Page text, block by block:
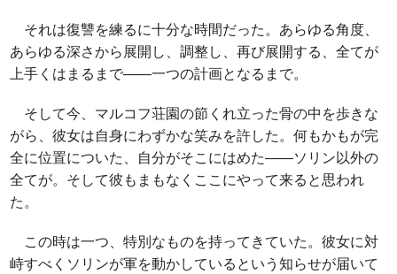
それは復讐を練るに十分な時間だった。あらゆる角度、
あらゆる深さから展開し、調整し、再び展開する、全てが
上手くはまるまで――一つの計画となるまで。
そして今、マルコフ荘園の節くれ立った骨の中を歩きな
がら、彼女は自身にわずかな笑みを許した。何もかもが完
全に位置についた、自分がそこにはめた――ソリン以外の
全てが。そして彼もまもなくここにやって来ると思われ
た。
この時は一つ、特別なものを持ってきていた。彼女に対
峙すべくソリンが軍を動かしているという知らせが届いて